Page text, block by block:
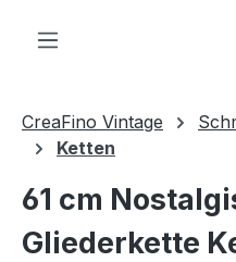
CreaFino Vintage
Ketten
61 cm
Gliederkette